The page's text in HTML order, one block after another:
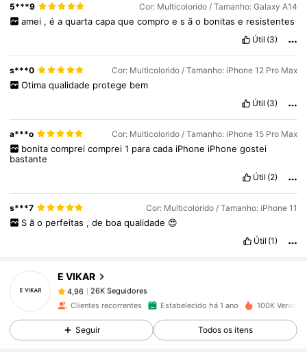
5***9 Cor: Multicolorido / Tamanho: Galaxy A14
amei , é a quarta capa que compro e s ã o bonitas e resistentes
Útil (3)
s***0 Cor: Multicolorido / Tamanho: iPhone 12 Pro Max
Otima qualidade protege bem
Útil (3)
a***o Cor: Multicolorido / Tamanho: iPhone 15 Pro Max
bonita comprei comprei 1 para cada iPhone iPhone gostei
bastante
Útil (2)
s***7 Cor: Multicolorido / Tamanho: iPhone 11
S ã o perfeitas , de boa qualidade 😍
Útil (1)
E VIKAR
4,96 26K Seguidores
26K Seguidores
Clientes recorrentes Estabelecido há 1 ano 100K
Seguir Todos os itens